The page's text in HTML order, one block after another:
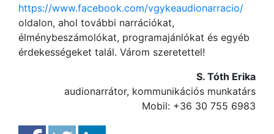
https://www.facebook.com/vgykeaudionarracio/
oldalon, ahol további narrációkat,
élménybeszámolókat, programajánlókat és egyéb
érdekességeket talál. Várom szeretettel!
S. Tóth Erika
audionarrátor, kommunikációs munkatárs
Mobil: +36 30 755 6983